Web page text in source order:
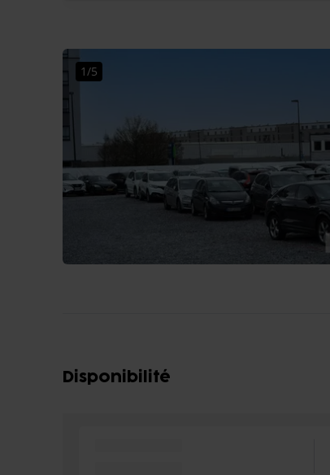
1/5
Disponibilité